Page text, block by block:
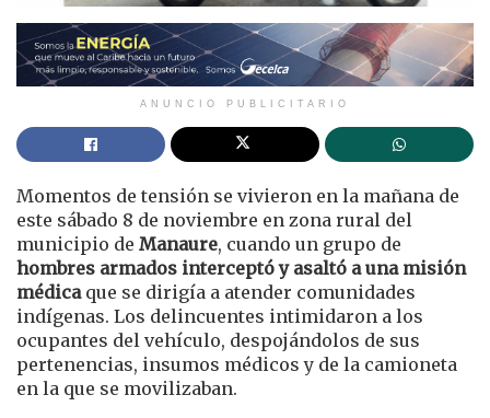
ANUNCIO PUBLICITARIO
Momentos de tensión se vivieron en la mañana de
este sábado 8 de noviembre en zona rural del
municipio de Manaure, cuando un grupo de
hombres armados interceptó y asaltó a una misión
médicaque se dirigía a atender comunidades
indígenas. Los delincuentes intimidaron a los
ocupantes del vehículo, despojándolos de sus
pertenencias, insumos médicos y de la camioneta
en la que se movilizaban.